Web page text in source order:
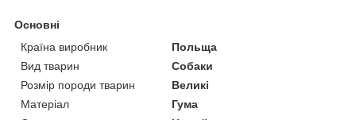
Основні
Країна виробник
Польща
Вид тварин
Собаки
Розмір породи тварин
Великі
Матеріал
Гума